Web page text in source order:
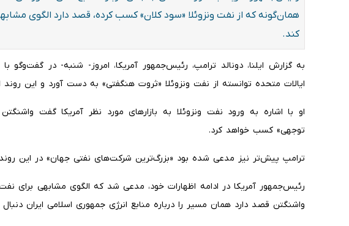
همان‌گونه که از نفت ونزوئلا «سود کلان» کسب کرده، قصد دارد الگوی مشابهی
کند.
به گزارش ایلنا، دونالد ترامپ، رئیس‌جمهور آمریکا، امروز- شنبه- در
ایالات متحده توانسته از نفت ونزوئلا «ثروت هنگفتی» به دست آورد و این
او با اشاره به ورود نفت ونزوئلا به بازارهای مورد نظر آمریکا گفت
توجهی» کسب خواهد کرد.
ترامپ پیش‌تر نیز مدعی شده بود «بزرگ‌ترین شرکت‌های نفتی جهان» در این
رئیس‌جمهور آمریکا در ادامه اظهارات خود، مدعی شد که الگوی مشابهی برای
واشنگتن قصد دارد همان مسیر را درباره منابع انرژی جمهوری اسلامی ایران